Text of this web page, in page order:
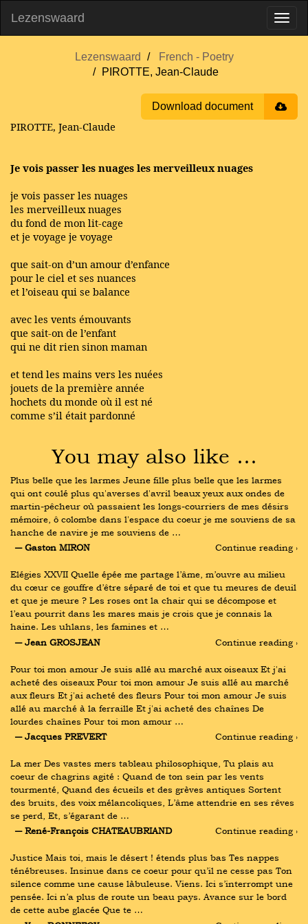
Lezenswaard
Lezenswaard
French - Poetry
PIROTTE, Jean-Claude
Download document
PIROTTE, Jean-Claude
Je vois passer les nuages les merveilleux nuages
je vois passer les nuages
les merveilleux nuages
du fond de mon lit-cage
et je voyage je voyage
que sait-on d’un amour d’enfance
pour le ciel et ses nuances
et l’oiseau qui se balance
avec les vents émouvants
que sait-on de l’enfant
qui ne dit rien sinon maman
et tend les mains vers les nuées
jouets de la première année
hochets du monde où il est né
comme s’il était pardonné
You may also like …
Plus belle que les larmes Jeune fille plus belle que les larmes
qui ont coulé plus qu'averses d'avril beaux yeux aux ondes de
martin-pêcheur où passaient les longs-courriers de mes désirs
mémoire, ô colombe dans l'espace du coeur je me souviens de sa
hanche de navire je me souviens de …
― Gaston MIRON
Continue reading ›
Elégies XXVII Quelle épée me partage l’âme, m’ouvre au milieu
du cœur ce gouffre d’être séparé de toi et que tu meures de deuil
et que je meure ? Les roses ont la chair qui se décompose et
l’eau pourrit dans les mares mais je crois que je connais la
haine. Les uhlans, les famines et …
― Jean GROSJEAN
Continue reading ›
Pour toi mon amour Je suis allé au marché aux oiseaux Et j'ai
acheté des oiseaux Pour toi mon amour Je suis allé au marché
aux fleurs Et j'ai acheté des fleurs Pour toi mon amour Je suis
allé au marché à la ferraille Et j'ai acheté des chaînes De
lourdes chaînes Pour toi mon amour …
― Jacques PREVERT
Continue reading ›
La mer Des vastes mers tableau philosophique, Tu plais au
coeur de chagrins agité : Quand de ton sein par les vents
tourmenté, Quand des écueils et des grèves antiques Sortent
des bruits, des voix mélancoliques, L’âme attendrie en ses rêves
se perd, Et, s’égarant de …
― René-François CHATEAUBRIAND
Continue reading ›
Justice Mais toi, mais le désert ! étends plus bas Tes nappes
ténébreuses. Insinue dans ce coeur pour qu’il ne cesse pas Ton
silence comme une cause làbuleuse. Viens. Ici s’interrompt une
pensée. Ici n’a plus de route un beau pays. Avance sur le bord
de cette aube glacée Que te …